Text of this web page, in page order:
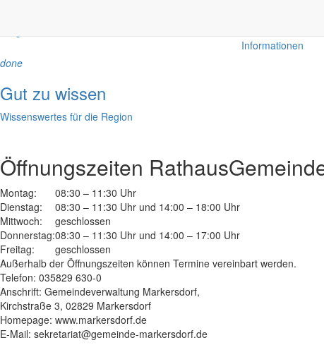
Informationen
done
Gut zu wissen
Wissenswertes für die Region
Öffnungszeiten Rathaus
Montag:
08:30 – 11:30 Uhr
Dienstag:
08:30 – 11:30 Uhr und 14:00 – 18:00 Uhr
Mittwoch:
geschlossen
Donnerstag:08:30 – 11:30 Uhr und 14:00 – 17:00 Uhr
Freitag:
geschlossen
Außerhalb der Öffnungszeiten können Termine vereinbart werden.
Telefon: 035829 630-0
Anschrift: Gemeindeverwaltung Markersdorf,
Kirchstraße 3, 02829 Markersdorf
Homepage: www.markersdorf.de
E-Mail: sekretariat@gemeinde-markersdorf.de